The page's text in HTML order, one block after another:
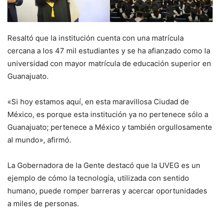
Resaltó que la institución cuenta con una matrícula
cercana a los 47 mil estudiantes y se ha afianzado como la
universidad con mayor matrícula de educación superior en
Guanajuato.
«Si hoy estamos aquí, en esta maravillosa Ciudad de
México, es porque esta institución ya no pertenece sólo a
Guanajuato; pertenece a México y también orgullosamente
al mundo», afirmó.
La Gobernadora de la Gente destacó que la UVEG es un
ejemplo de cómo la tecnología, utilizada con sentido
humano, puede romper barreras y acercar oportunidades
a miles de personas.